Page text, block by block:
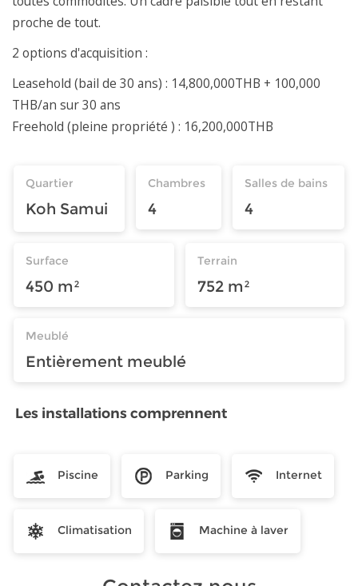
proche de tout.
2 options d'acquisition :
Leasehold (bail de 30 ans) : 14,800,000THB + 100,000
THB/an sur 30 ans
Freehold (pleine propriété ) : 16,200,000THB
Quartier
Koh Samui
Chambres
4
Salles de bains
4
Surface
450 m²
Terrain
752 m²
Meublé
Entièrement meublé
Les installations comprennent
Piscine Parking Internet
Climatisation Machine à laver